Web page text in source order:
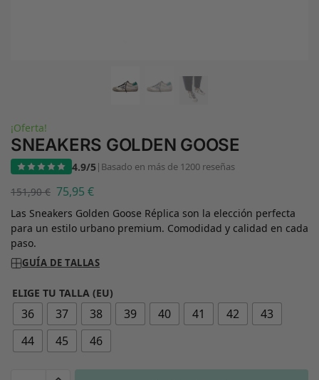
¡Oferta!
SNEAKERS GOLDEN GOOSE
4.9/5| Basado en más de 1200 reseñas
151,90€ 75,95 €
Las Sneakers Golden Goose Réplica son la elección perfecta
para un estilo urbano premium. Comodidad y calidad en cada
paso.
GUÍA DE TALLAS
ELIGE TU TALLA (EU)
36 37 38 39 40 41 42
43
44
45 46